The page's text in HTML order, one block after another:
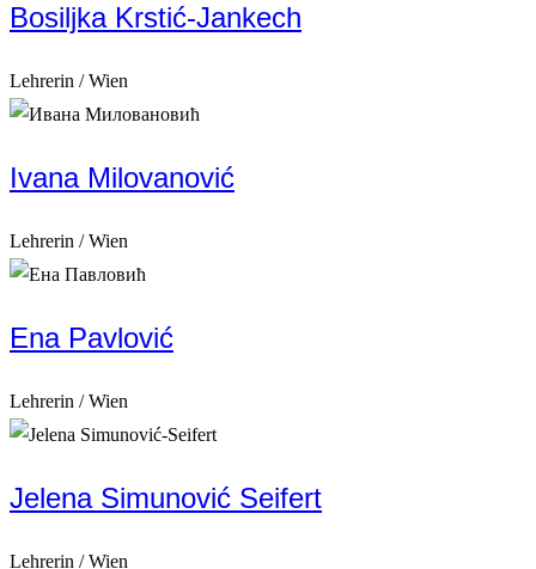
Bosiljka Krstić-Jankech
Lehrerin / Wien
Ivana Milovanović
Lehrerin / Wien
Ena Pavlović
Lehrerin / Wien
Jelena Simunović Seifert
Lehrerin / Wien